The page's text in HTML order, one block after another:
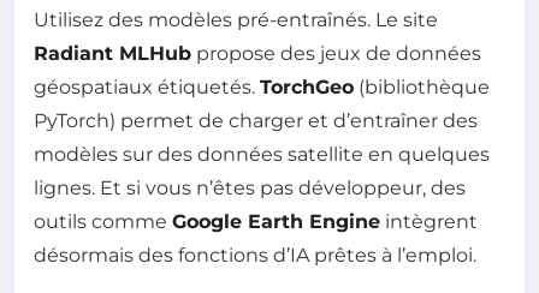
Utilisez des modèles pré-entraînés. Le site
Radiant MLHub propose des jeux de données
géospatiaux étiquetés. TorchGeo (bibliothèque
PyTorch) permet de charger et d’entraîner des
modèles sur des données satellite en quelques
lignes. Et si vous n’êtes pas développeur, des
outils comme Google Earth Engine intègrent
désormais des fonctions d’IA prêtes à l’emploi.